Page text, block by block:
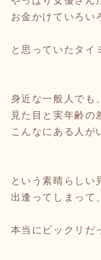
お金かけていろい
と思っていたタイ
身近な一般人でも、
見た目と実年齢の
こんなにある人が
という素晴らしい
出逢ってしまって、
本当にビックリだ